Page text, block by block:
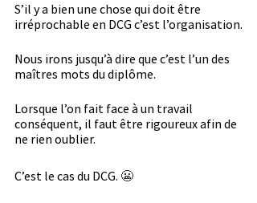
S’il y a bien une chose qui doit être
irréprochable en DCG c’est l’organisation.
Nous irons jusqu’à dire que c’est l’un des
maîtres mots du diplôme.
Lorsque l’on fait face à un travail
conséquent, il faut être rigoureux afin de
ne rien oublier.
C’est le cas du DCG. 😬